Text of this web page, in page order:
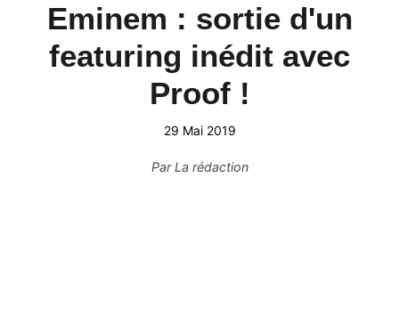
Eminem : sortie d'un
featuring inédit avec
Proof !
29 Mai 2019
ParLa rédaction